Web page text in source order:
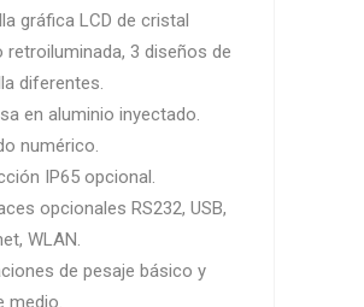
gráfica LCD de cristal
retroiluminada, 3 diseños de
diferentes.
en aluminio inyectado.
numérico.
IP65 opcional.
opcionales RS232, USB,
WLAN.
de pesaje básico y
medio.